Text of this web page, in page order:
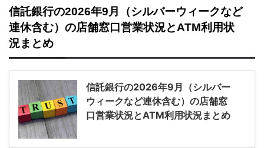
信託銀行の2026年9月（シルバーウィークなど
連休含む）の店舗窓口営業状況とATM利用状
況まとめ
信託銀行の2026年9月（シルバー
ウィークなど連休含む）の店舗窓
口営業状況とATM利用状況まとめ